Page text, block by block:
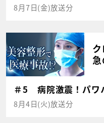
8月7日(金)放送分
＃5 病院激震！パワ
8月4日(火)放送分